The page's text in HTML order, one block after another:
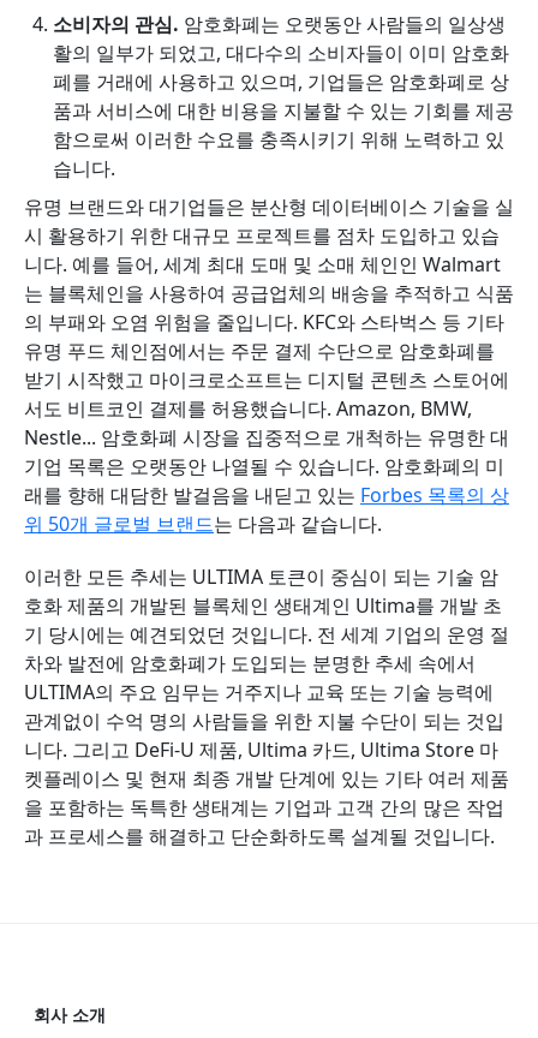
소비자의 관심. 암호화폐는 오랫동안 사람들의 일상생
활의 일부가 되었고, 대다수의 소비자들이 이미 암호화
폐를 거래에 사용하고 있으며, 기업들은 암호화폐로 상
품과 서비스에 대한 비용을 지불할 수 있는 기회를 제공
함으로써 이러한 수요를 충족시키기 위해 노력하고 있
습니다.
유명 브랜드와 대기업들은 분산형 데이터베이스 기술을 실
시 활용하기 위한 대규모 프로젝트를 점차 도입하고 있습
니다. 예를 들어, 세계 최대 도매 및 소매 체인인 Walmart
는 블록체인을 사용하여 공급업체의 배송을 추적하고 식품
의 부패와 오염 위험을 줄입니다. KFC와 스타벅스 등 기타
유명 푸드 체인점에서는 주문 결제 수단으로 암호화폐를
받기 시작했고 마이크로소프트는 디지털 콘텐츠 스토어에
서도 비트코인 ​​결제를 허용했습니다. Amazon, BMW,
Nestle... 암호화폐 시장을 집중적으로 개척하는 유명한 대
기업 목록은 오랫동안 나열될 수 있습니다. 암호화폐의 미
래를 향해 대담한 발걸음을 내딛고 있는 Forbes 목록의 상
위 50개 글로벌 브랜드는 다음과 같습니다.
이러한 모든 추세는 ULTIMA 토큰이 중심이 되는 기술 암
호화 제품의 개발된 블록체인 생태계인 Ultima를 개발 초
기 당시에는 예견되었던 것입니다. 전 세계 기업의 운영 절
차와 발전에 암호화폐가 도입되는 분명한 추세 속에서
ULTIMA의 주요 임무는 거주지나 교육 또는 기술 능력에
관계없이 수억 명의 사람들을 위한 지불 수단이 되는 것입
니다. 그리고 DeFi-U 제품, Ultima 카드, Ultima Store 마
켓플레이스 및 현재 최종 개발 단계에 있는 기타 여러 제품
을 포함하는 독특한 생태계는 기업과 고객 간의 많은 작업
과 프로세스를 해결하고 단순화하도록 설계될 것입니다.
회사 소개